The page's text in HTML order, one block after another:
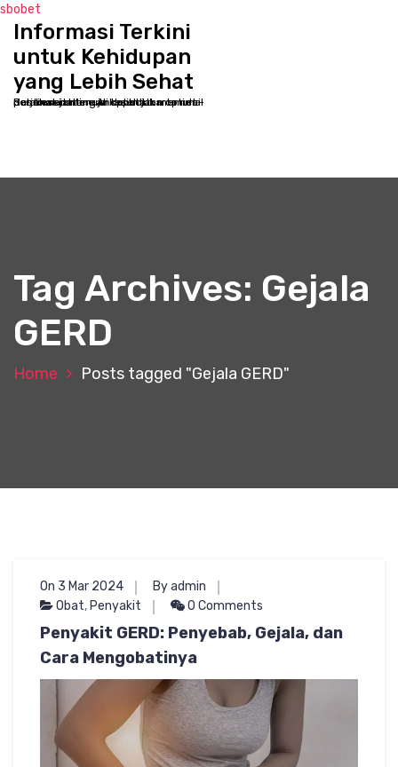
sbobet
Informasi Terkini
untuk Kehidupan
yang Lebih Sehat
Selamat datang di kppbcjakarta.net - Destinasi online Anda untuk memulai perjalanan menuju kesehatan optimal dan kesejahteraan holistik
Tag Archives: Gejala
GERD
Home Posts tagged "Gejala GERD"
On 3 Mar 2024
By admin
Obat, Penyakit 0 Comments
Penyakit GERD: Penyebab, Gejala, dan
Cara Mengobatinya